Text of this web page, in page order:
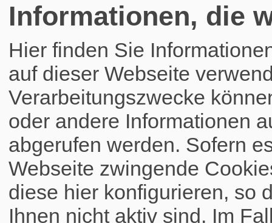
Informationen, die
Hier finden Sie
auf dieser Webseite
Verarbeitungszwecke
oder andere Informationen
abgerufen werden. Sofern
Webseite zwingende
diese hier konfigurieren, so
Ihnen nicht aktiv sind. Im